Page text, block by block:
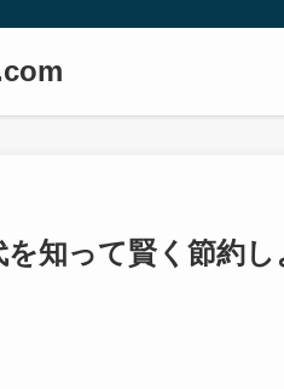
知って賢く節約し